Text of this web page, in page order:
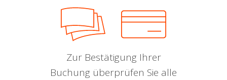
Zur Bestätigung Ihrer
Buchung überprüfen Sie alle